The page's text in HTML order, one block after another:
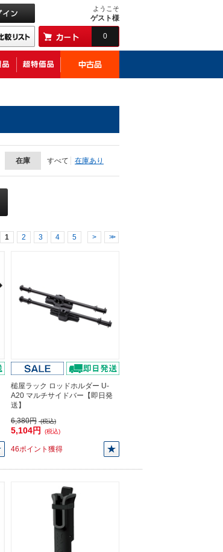
ようこそ
ゲスト様
0
在庫 すべて 在庫あり
1 2 3 4 5 > >>
槌屋ラック ロッドホルダー U-
A20 マルチサイドバー【即日発
送】
6,380円 (税込)
5,104円 (税込)
46ポイント獲得